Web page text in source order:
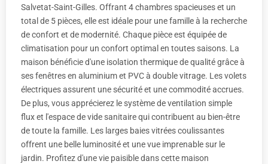
Salvetat-Saint-Gilles. Offrant 4 chambres spacieuses et un
total de 5 pièces, elle est idéale pour une famille à la recherche
de confort et de modernité. Chaque pièce est équipée de
climatisation pour un confort optimal en toutes saisons. La
maison bénéficie d'une isolation thermique de qualité grâce à
ses fenêtres en aluminium et PVC à double vitrage. Les volets
électriques assurent une sécurité et une commodité accrues.
De plus, vous apprécierez le système de ventilation simple
flux et l'espace de vide sanitaire qui contribuent au bien-être
de toute la famille. Les larges baies vitrées coulissantes
offrent une belle luminosité et une vue imprenable sur le
jardin. Profitez d'une vie paisible dans cette maison